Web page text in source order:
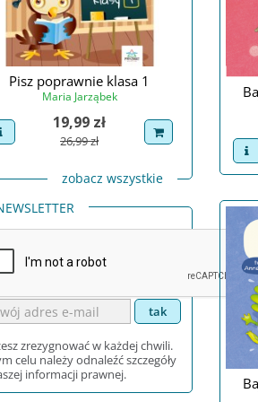
Pisz poprawnie klasa 2
Maria Jarząbek
view product
Cena
19,99 zł
Cena podstawowa
26,99 zł
dodaj do koszyka
Pisz
view
zobacz wszystkie
zrezygnować w każdej chwili.
celu należy odnaleźć szczegóły
informacji prawnej.